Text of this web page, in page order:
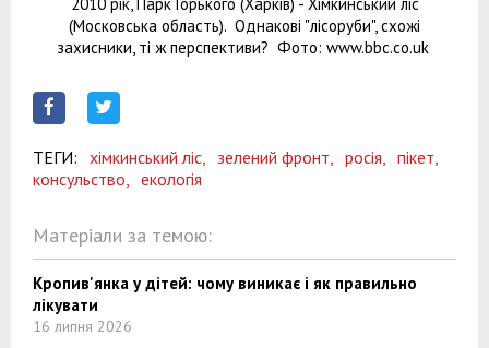
2010 рік, Парк Горького (Харків) - Хімкинський ліс
(Московська область). Однакові "лісоруби", схожі
захисники, ті ж перспективи? Фото: www.bbc.co.uk
ТЕГИ: хімкинський ліс, зелений фронт, росія, пікет,
консульство, екологія
Матеріали за темою:
Кропив'янка у дітей: чому виникає і як правильно
лікувати
16 липня 2026